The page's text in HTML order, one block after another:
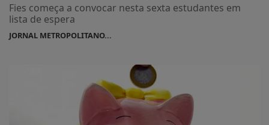
Fies começa a convocar nesta sexta estudantes em
lista de espera
JORNAL METROPOLITANO...